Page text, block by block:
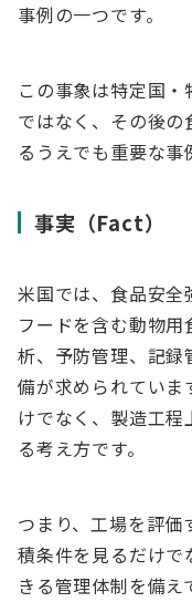
事例の一つです。
この事象は特定国
ではなく、その後
るうえでも重要な事
事実（Fact）
米国では、食品安全
フードを含む動物
析、予防管理、記
備が求められていま
けでなく、製造工
る考え方です。
つまり、工場を評
積条件を見るだけで
きる管理体制を備